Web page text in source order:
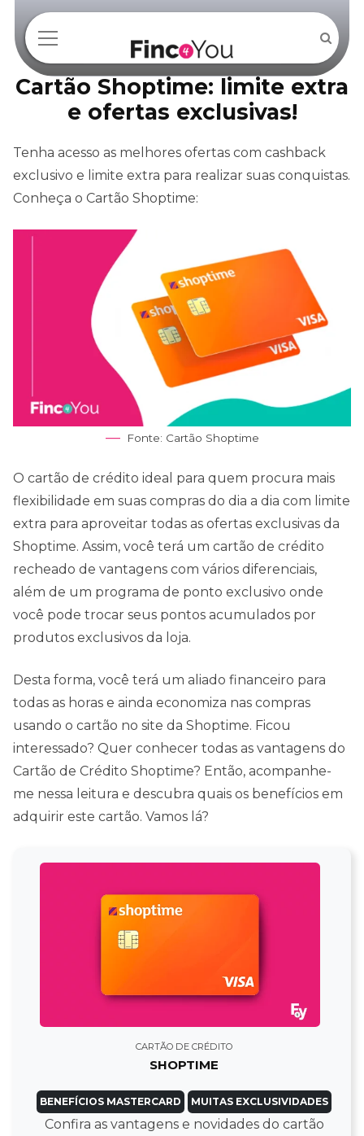
Cartão Shoptime: limite extra
e ofertas exclusivas!
Tenha acesso as melhores ofertas com cashback
exclusivo e limite extra para realizar suas conquistas.
Conheça o Cartão Shoptime:
Fonte: Cartão Shoptime
O cartão de crédito ideal para quem procura mais
flexibilidade em suas compras do dia a dia com limite
extra para aproveitar todas as ofertas exclusivas da
Shoptime. Assim, você terá um cartão de crédito
recheado de vantagens com vários diferenciais,
além de um programa de ponto exclusivo onde
você pode trocar seus pontos acumulados por
produtos exclusivos da loja.
Desta forma, você terá um aliado financeiro para
todas as horas e ainda economiza nas compras
usando o cartão no site da Shoptime. Ficou
interessado? Quer conhecer todas as vantagens do
Cartão de Crédito Shoptime? Então, acompanhe-
me nessa leitura e descubra quais os benefícios em
adquirir este cartão. Vamos lá?
CARTÃO DE CRÉDITO
SHOPTIME
BENEFÍCIOS MASTERCARD MUITAS EXCLUSIVIDADES
Confira as vantagens e novidades do cartão